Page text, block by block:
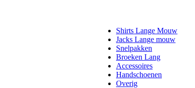
Shirts Lange Mouw
Jacks Lange mouw
Snelpakken
Broeken Lang
Accessoires
Handschoenen
Overig